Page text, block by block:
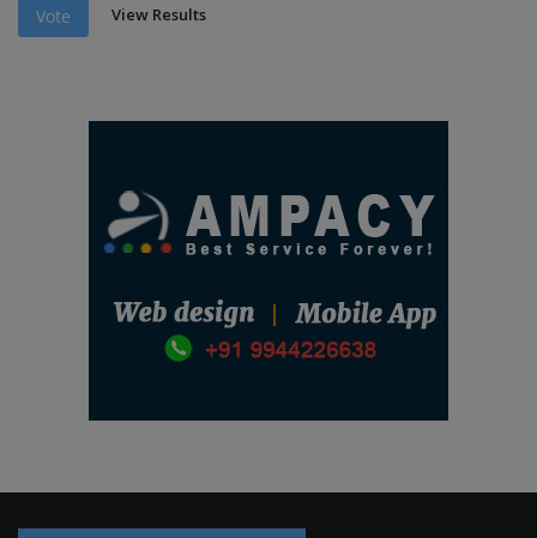
Vote View Results